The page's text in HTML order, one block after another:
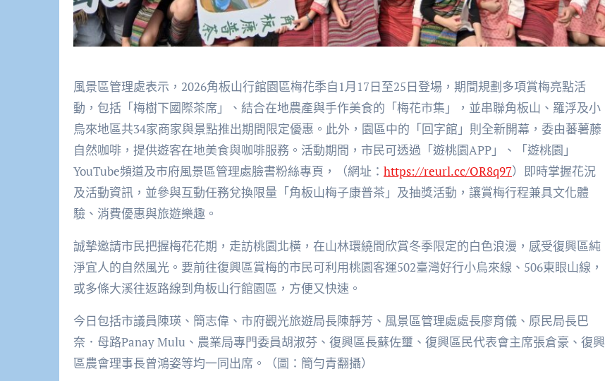
風景區管理處表示，2026角板山行館園區梅花季自1月17日至25日登場，期間規劃多項賞梅亮點活
動，包括「梅樹下國際茶席」、結合在地農產與手作美食的「梅花市集」，並串聯角板山、羅浮及小
烏來地區共34家商家與景點推出期間限定優惠。此外，園區中的「回字館」則全新開幕，委由蕃薯藤
自然咖啡，提供遊客在地美食與咖啡服務。活動期間，市民可透過「遊桃園APP」、「遊桃園」
YouTube頻道及市府風景區管理處臉書粉絲專頁，（網址： https://reurl.cc/OR8q97）即時掌握花況
及活動資訊，並參與互動任務兌換限量「角板山梅子康普茶」及抽獎活動，讓賞梅行程兼具文化體
驗、消費優惠與旅遊樂趣。
誠摯邀請市民把握梅花花期，走訪桃園北橫，在山林環繞間欣賞冬季限定的白色浪漫，感受復興區純
淨宜人的自然風光。要前往復興區賞梅的市民可利用桃園客運502臺灣好行小烏來線、506東眼山線，
或多條大溪往返路線到角板山行館園區，方便又快速。
今日包括市議員陳瑛、簡志偉、市府觀光旅遊局長陳靜芳、風景區管理處處長廖育儀、原民局長巴
奈．母路Panay Mulu、農業局專門委員胡淑芬、復興區長蘇佐璽、復興區民代表會主席張倉豪、復興
區農會理事長曾鴻姿等均一同出席。（圖：簡勻青翻攝）